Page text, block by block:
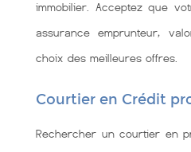
immobilier. Acceptez que
assurance emprunteur,
choix des meilleures offres.
Courtier en Crédit
Rechercher un courtier en